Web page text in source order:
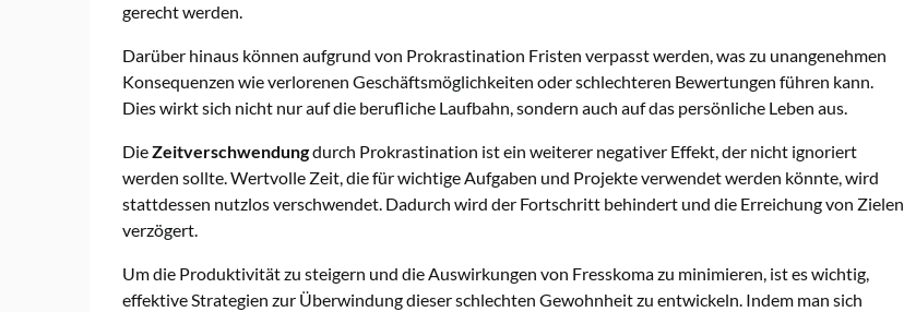
gerecht werden.
Darüber hinaus können aufgrund von Prokrastination Fristen verpasst werden, was zu unangenehmen
Konsequenzen wie verlorenen Geschäftsmöglichkeiten oder schlechteren Bewertungen führen kann.
Dies wirkt sich nicht nur auf die berufliche Laufbahn, sondern auch auf das persönliche Leben aus.
DieZeitverschwendungdurch Prokrastination ist ein weiterer negativer Effekt, der nicht ignoriert
werden sollte. Wertvolle Zeit, die für wichtige Aufgaben und Projekte verwendet werden könnte, wird
stattdessen nutzlos verschwendet. Dadurch wird der Fortschritt behindert und die Erreichung von Zielen
verzögert.
Um die Produktivität zu steigern und die Auswirkungen von Fresskoma zu minimieren, ist es wichtig,
effektive Strategien zur Überwindung dieser schlechten Gewohnheit zu entwickeln. Indem man sich